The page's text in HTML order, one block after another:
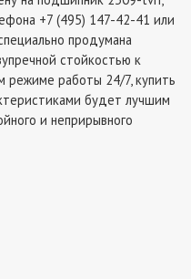
+7 (495) 147-42-41 или
продумана
стойкостью к
режиме работы 24/7, купить
будет лучшим
и неприрывного